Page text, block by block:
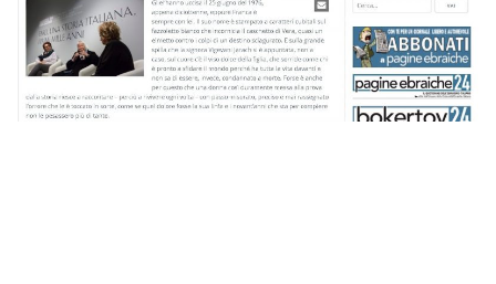
IL NOSTRO STAFF
EDUCAZIONE
SCUOLE
GIOVANI, ADULTI
CULTURA EBRAICA
CAPIRE L’EBRAISMO